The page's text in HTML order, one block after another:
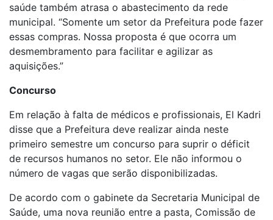
saúde também atrasa o abastecimento da rede
municipal. “Somente um setor da Prefeitura pode fazer
essas compras. Nossa proposta é que ocorra um
desmembramento para facilitar e agilizar as
aquisições.”
Concurso
Em relação à falta de médicos e profissionais, El Kadri
disse que a Prefeitura deve realizar ainda neste
primeiro semestre um concurso para suprir o déficit
de recursos humanos no setor. Ele não informou o
número de vagas que serão disponibilizadas.
De acordo com o gabinete da Secretaria Municipal de
Saúde, uma nova reunião entre a pasta, Comissão de